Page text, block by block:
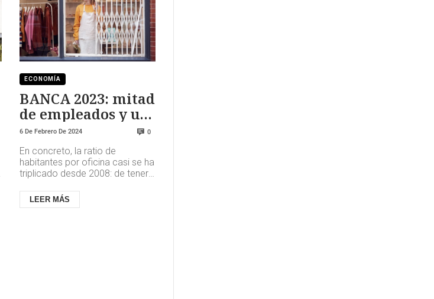
ECONOMÍA
BANCA 2023: mitad
de empleados y un
60% menos de
oficinas
6 De Febrero De 2024 0
En concreto, la ratio de
habitantes por oficina casi se ha
triplicado desde 2008: de tener
habitantes por oficina a tene...
LEER MÁS